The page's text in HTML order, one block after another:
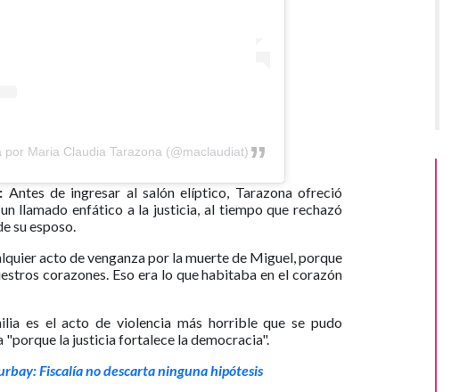
Maria Claudia Tarazona (@maclaudiat)
Antes de ingresar al salón elíptico, Tarazona ofreció
llamado enfático a la justicia, al tiempo que rechazó
su esposo.
acto de venganza por la muerte de Miguel, porque
corazones. Eso era lo que habitaba en el corazón
es el acto de violencia más horrible que se pudo
"porque la justicia fortalece la democracia".
Fiscalía no descarta ninguna hipótesis